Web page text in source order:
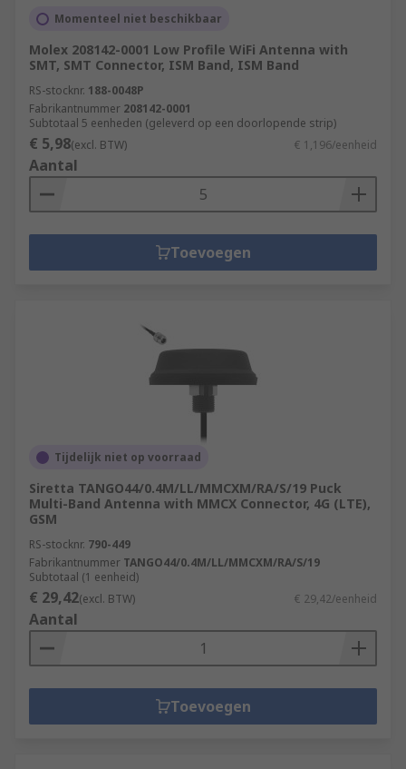
Momenteel niet beschikbaar
Molex 208142-0001 Low Profile WiFi Antenna with
SMT, SMT Connector, ISM Band, ISM Band
RS-stocknr. 188-0048P
Fabrikantnummer 208142-0001
Subtotaal 5 eenheden (geleverd op een doorlopende strip)
€ 5,98(excl. BTW) € 1,196/eenheid
Aantal
Toevoegen
Tijdelijk niet op voorraad
Siretta TANGO44/0.4M/LL/MMCXM/RA/S/19 Puck
Multi-Band Antenna with MMCX Connector, 4G (LTE),
GSM
RS-stocknr. 790-449
Fabrikantnummer TANGO44/0.4M/LL/MMCXM/RA/S/19
Subtotaal (1 eenheid)
€ 29,42(excl. BTW) € 29,42/eenheid
Aantal
Toevoegen